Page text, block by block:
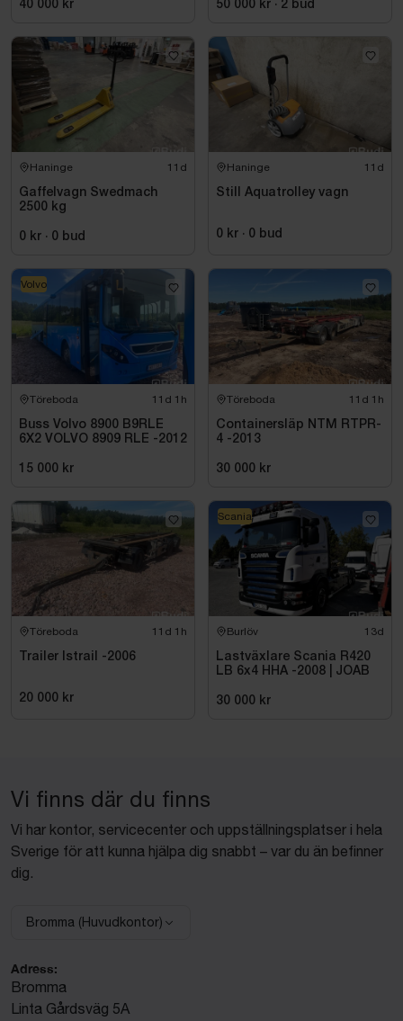
40 000 kr 50 000 kr · 2 bud
Haninge 11d
Gaffelvagn Swedmach
2500 kg
0 kr · 0 bud
Haninge 11d
Still Aquatrolley vagn
0 kr · 0 bud
Töreboda 11d 1h
Buss Volvo 8900 B9RLE
6X2 VOLVO 8909 RLE -2012
15 000 kr
Volvo
Töreboda 11d 1h
Containersläp NTM RTPR-
4 -2013
30 000 kr
Töreboda 11d 1h
Trailer Istrail -2006
20 000 kr
Burlöv 13d
Lastväxlare Scania R420
LB 6x4 HHA -2008 | JOAB
30 000 kr
Scania
Vi finns där du finns
Vi har kontor, servicecenter och uppställningsplatser i hela
Sverige för att kunna hjälpa dig snabbt – var du än befinner
dig.
Välj anläggning:
Bromma (Huvudkontor)
Adress:
Bromma
Linta Gårdsväg 5A